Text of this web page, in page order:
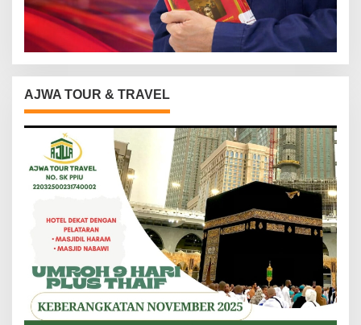
AJWA TOUR & TRAVEL